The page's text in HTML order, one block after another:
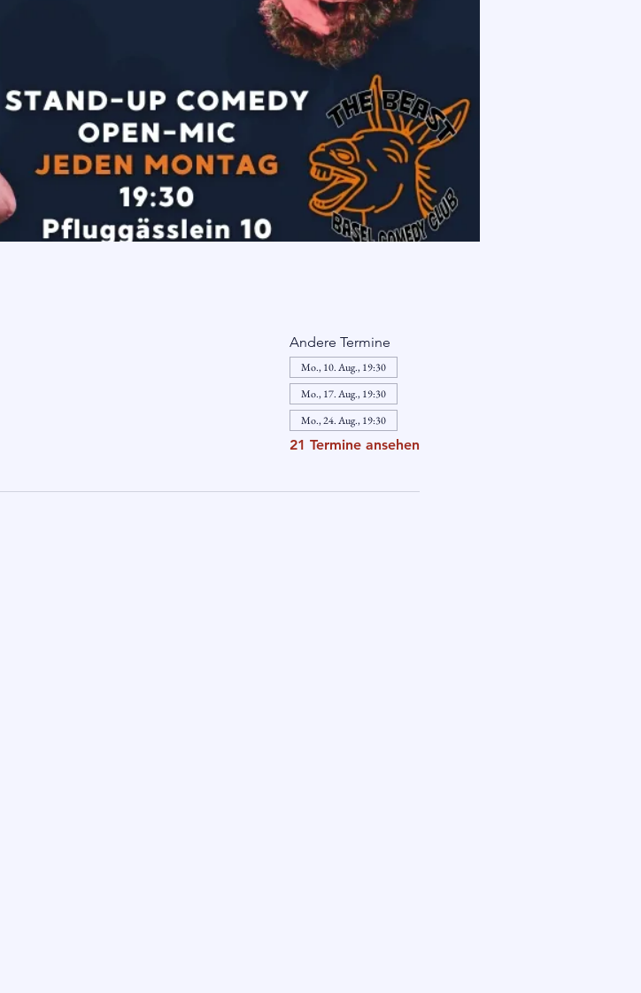
Andere Termine
Mo., 10. Aug., 19:30
Mo., 17. Aug., 19:30
Mo., 24. Aug., 19:30
21 Termine ansehen